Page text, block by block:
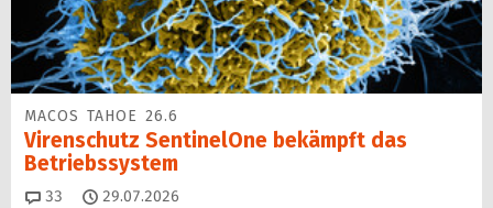
MACOS TAHOE 26.6
Virenschutz SentinelOne be­kämpft das
Betriebssystem
33 Kommentare
29.07.2026